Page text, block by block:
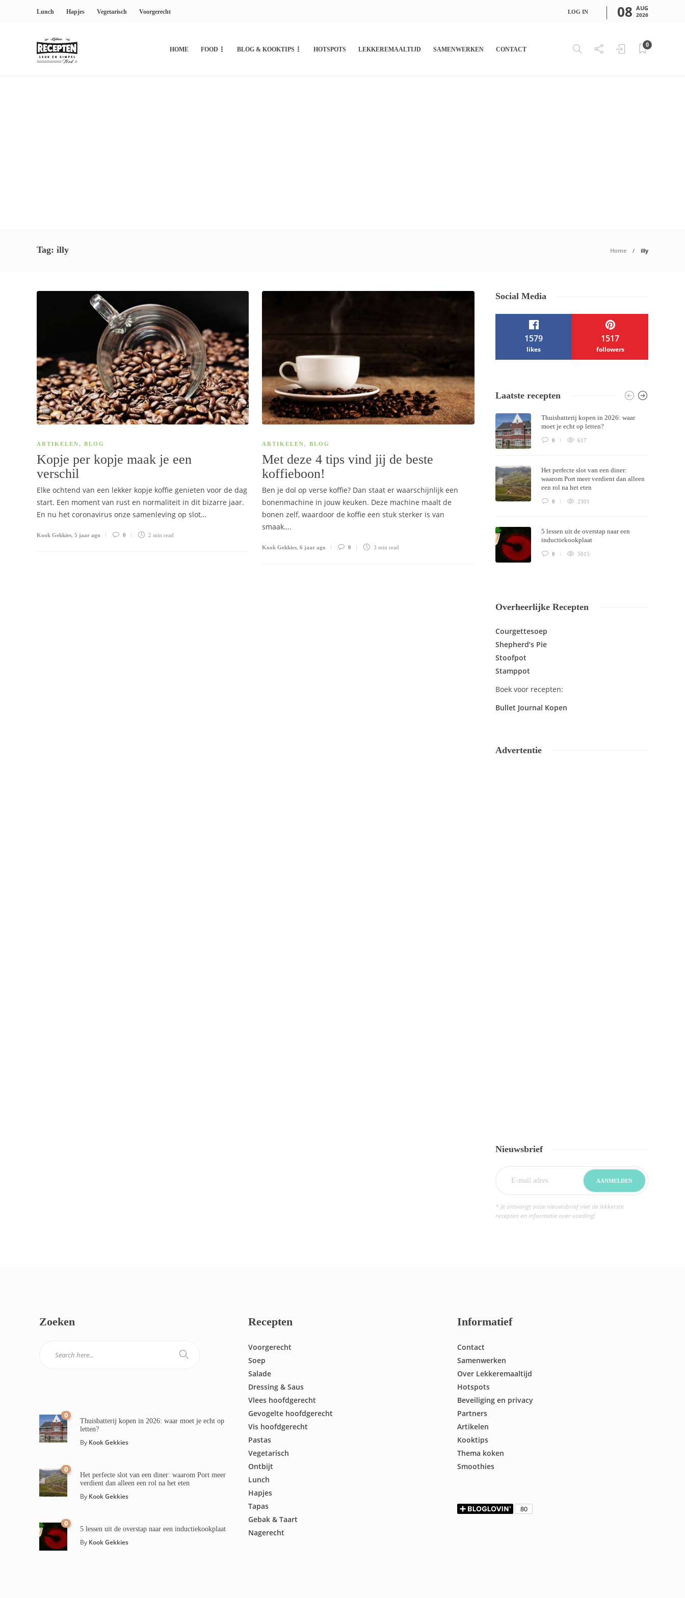
Lunch Hapjes Vegetarisch Voorgerecht LOG IN 08 AUG
2026
HOME FOOD BLOG & KOOKTIPS HOTSPOTS LEKKEREMAALTIJD SAMENWERKEN CONTACT
0
Tag: illy Home illy
ARTIKELEN, BLOG
Kopje per kopje maak je een
verschil
Elke ochtend van een lekker kopje koffie genieten voor de dag
start. Een moment van rust en normaliteit in dit bizarre jaar.
En nu het coronavirus onze samenleving op slot…
Kook Gekkies 5 jaar ago 0 2 min read
ARTIKELEN,BLOG
Met deze 4 tips vind jij de beste
koffieboon!
Ben je dol op verse koffie? Dan staat er waarschijnlijk een
bonenmachine in jouw keuken. Deze machine maalt de
bonen zelf, waardoor de koffie een stuk sterker is van
smaak….
Kook Gekkies ,6 jaar ago 0 3 minread
Social Media
1579
likes
1517
followers
Themes bySilicon Themes . Join us right
now!
Laatste recepten
Thuisbatterij kopen in 2026: waar
moet je echt op letten?
0 617
Het perfecte slot van een diner:
waarom Port meer verdient dan alleen
een rol na het eten
0 2301
5 lessen uit de overstap naar een
inductiekookplaat
0 5015
Overheerlijke Recepten
Courgettesoep
Shepherd’s Pie
Stoofpot
Stamppot
Boek voor recepten:
Bullet Journal Kopen
Advertentie
Nieuwsbrief
* Je ontvangt onze nieuwsbrief met de lekkerste
recepten en informatie over voeding!
Zoeken
0
Thuisbatterij kopen in 2026: waar moet je echt op
letten?
By Kook Gekkies
0
Het perfecte slot van een diner: waarom Port meer
verdient dan alleen een rol na het eten
By Kook Gekkies
0
5 lessen uit de overstap naar een inductiekookplaat
By Kook Gekkies
Recepten
Voorgerecht
Soep
Salade
Dressing & Saus
Vlees hoofdgerecht
Gevogelte hoofdgerecht
Vis hoofdgerecht
Pastas
Vegetarisch
Ontbijt
Lunch
Hapjes
Tapas
Gebak & Taart
Nagerecht
Informatief
Contact
Samenwerken
Over Lekkeremaaltijd
Hotspots
Beveiliging en privacy
Partners
Artikelen
Kooktips
Thema koken
Smoothies